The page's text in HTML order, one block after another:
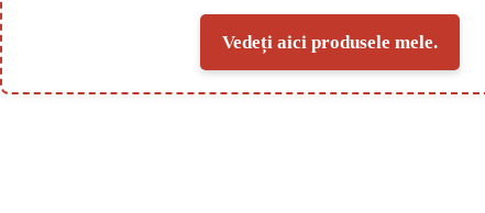
Vedeți aici produsele mele.